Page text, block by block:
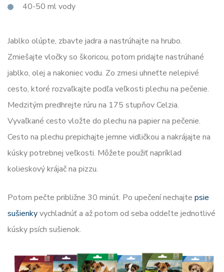
40-50 ml vody
Jablko olúpte, zbavte jadra a nastrúhajte na hrubo.
Zmiešajte vločky so škoricou, potom pridajte nastrúhané
jablko, olej a nakoniec vodu. Zo zmesi uhneťte nelepivé
cesto, ktoré rozvaľkajte podľa veľkosti plechu na pečenie.
Medzitým predhrejte rúru na 175 stupňov Celzia.
Vyvaľkané cesto vložte do plechu na papier na pečenie.
Cesto na plechu prepichajte jemne vidličkou a nakrájajte na
kúsky potrebnej veľkosti. Môžete použiť napríklad
kolieskový krájač na pizzu.
Potom pečte približne 30 minút. Po upečení nechajte psie
sušienkyvychladnúť a až potom od seba oddeľte jednotlivé
kúsky psích sušienok.